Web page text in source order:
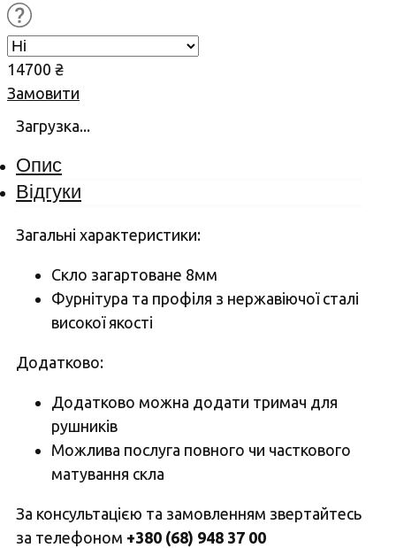
14700 ₴
Замовити
Загрузка...
Опис
Відгуки
Загальні характеристики:
Скло загартоване 8мм
Фурнітура та профіля з нержавіючої сталі
високої якості
Додатково:
Додатково можна додати тримач для
рушників
Можлива послуга повного чи часткового
матування скла
За консультацією та замовленням звертайтесь
за телефоном +380 (68) 948 37 00